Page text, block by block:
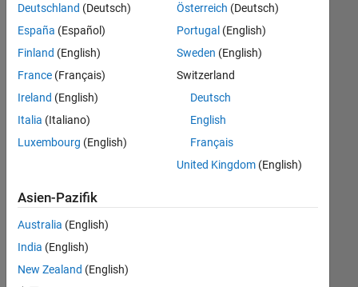
können
die
Suchkriterien
weiter
fassen
oder
alle
Stellenangebote
anzeigen .
noch
keine
offenen
Stellen
Deutschland (Deutsch)
España (Español)
Finland (English)
France (Français)
Ireland (English)
Italia (Italiano)
Luxembourg (English)
Österreich (Deutsch)
Portugal (English)
Sweden (English)
Switzerland
Deutsch
English
Français
United Kingdom(English)
Asien-Pazifik
Australia (English)
India (English)
New Zealand (English)